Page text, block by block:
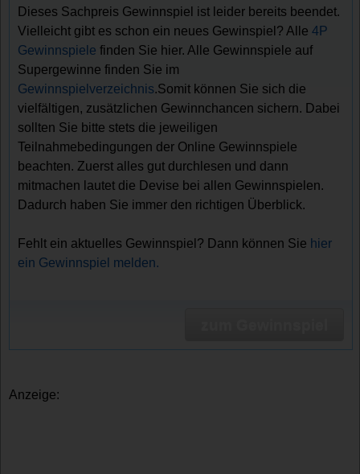
Dieses Sachpreis Gewinnspiel ist leider bereits beendet.
Vielleicht gibt es schon ein neues Gewinspiel? Alle4P
Gewinnspiele finden Sie hier. Alle Gewinnspiele auf
Supergewinne finden Sie im
Gewinnspielverzeichnis.Somit können Sie sich die
vielfältigen, zusätzlichen Gewinnchancen sichern. Dabei
sollten Sie bitte stets die jeweiligen
Teilnahmebedingungen der Online Gewinnspiele
beachten. Zuerst alles gut durchlesen und dann
mitmachen lautet die Devise bei allen Gewinnspielen.
Dadurch haben Sie immer den richtigen Überblick.
Fehlt ein aktuelles Gewinnspiel? Dann können Sie hier
ein Gewinnspiel melden.
Anzeige: